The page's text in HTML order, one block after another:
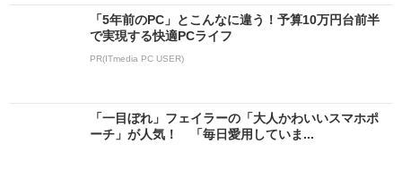
「5年前のPC」とこんなに違う！予算10万円台前半
で実現する快適PCライフ
PR(ITmedia PC USER)
「一目ぼれ」フェイラーの「大人かわいいスマホポ
ーチ」が人気！ 「毎日愛用していま...